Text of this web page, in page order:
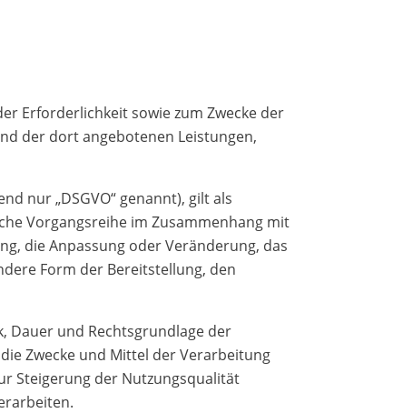
Erforderlichkeit sowie zum Zwecke der
der dort angebotenen Leistungen,
nur „DSGVO“ genannt), gilt als
Vorgangsreihe im Zusammenhang mit
die Anpassung oder Veränderung, das
Form der Bereitstellung, den
Dauer und Rechtsgrundlage der
Zwecke und Mittel der Verarbeitung
Steigerung der Nutzungsqualität